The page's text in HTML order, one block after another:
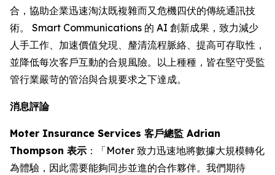
合，協助企業迅速淘汰既複雜而又危機四伏的傳統通訊技
術。 Smart Communications 的 AI 創新成果，致力減少
人手工作、加速價值兌現、釐清流程脈絡、提高可存取性，
並降低每次客戶互動的合規風險。以上種種，皆在堅守受監
管行業嚴苛的管治與合規要求之下達成。
消息評論
Moter Insurance Services 客戶總監 Adrian
Thompson 表示 ：「Moter 致力迅速地將數據大規模轉化
為體驗，因此需要能夠同步並進的合作夥伴。我們期待